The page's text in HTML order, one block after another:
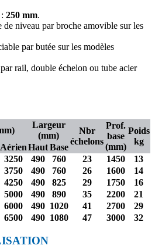
250 mm.
de niveau par broche amovible sur les
par butée sur les modèles
rail, double échelon ou tube acier
Largeur
(mm)
Nbr
échelons
Prof.
base
(mm)
Poids
kg
AérienHautBase
3250 490 760 23 1450
13
3750 490 760 26 1600
14
4250 490 825 29 1750
16
5000 490 890 35 2200
21
6000 490 1020 41 2700
29
6500 490 1080 47 3000 32